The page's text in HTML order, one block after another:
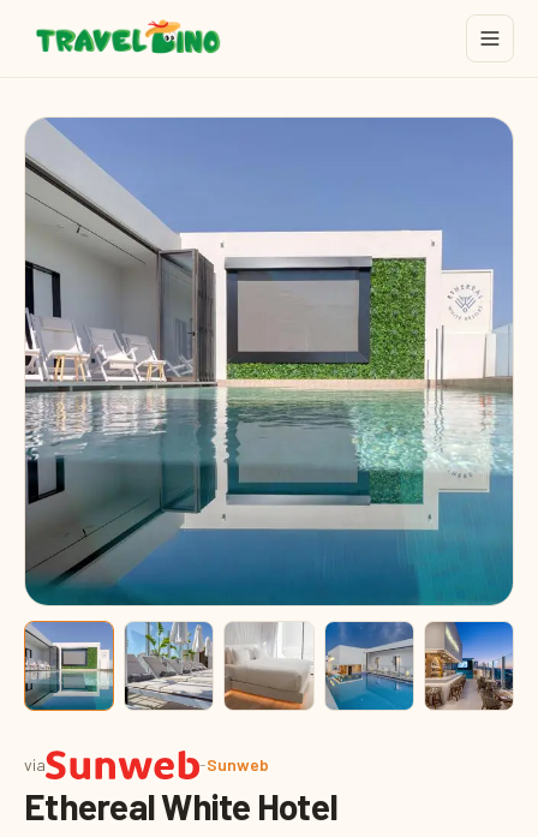
via -Sunweb
Ethereal White Hotel